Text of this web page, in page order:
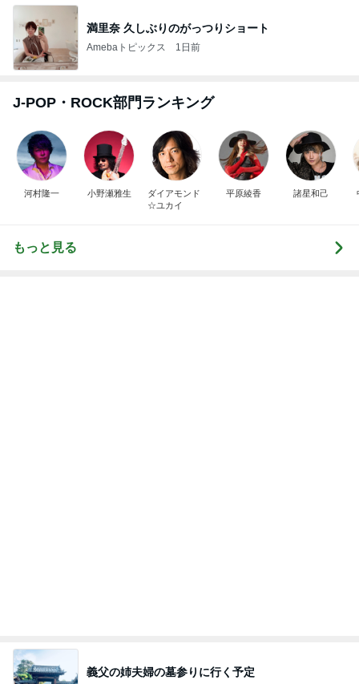
満里奈 久しぶりのがっつりショート
Amebaトピックス 1日前
J-POP・ROCK部門ランキング
河村隆一 小野瀬雅生
ダイアモンド
☆ユカイ
平原綾香 諸星和己
もっと見る
義父の姉夫婦の墓参りに行く予定